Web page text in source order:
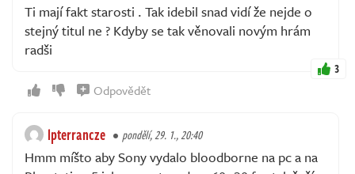
Ti mají fakt starosti . Tak idebil snad vidí že nejde o
stejný titul ne ? Kdyby se tak věnovali novým hrám
radši
3
Odpovědět
lpterrancze pondělí, 29. 1., 20:40
Hmm míšto aby Sony vydalo bloodborne na pc a na